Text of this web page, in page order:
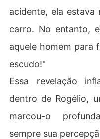
acidente, ela
carro. No entanto,
aquele homem para
escudo!"
Essa revelação
dentro de Rogélio,
marcou-o
sempre sua